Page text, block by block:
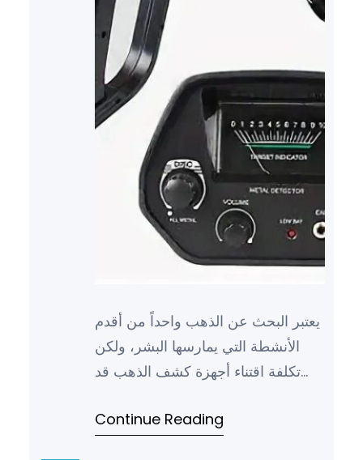
يعتبر البحث عن الذهب واحداً من أقدم
الأنشطة التي يمارسها البشر، ولكن
تكلفة اقتناء أجهزة كشف الذهب قد
الكثيرين للبحث عن أ…
Continue Reading